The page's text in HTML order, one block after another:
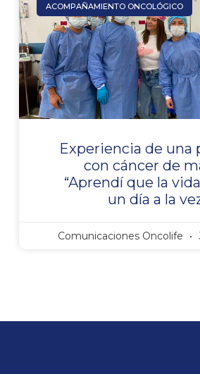
ACOMPAÑAMIENTO ONCOLÓGICO
Experiencia de una
con cáncer de
“Aprendí que la
un día a la
Comunicaciones Oncolife